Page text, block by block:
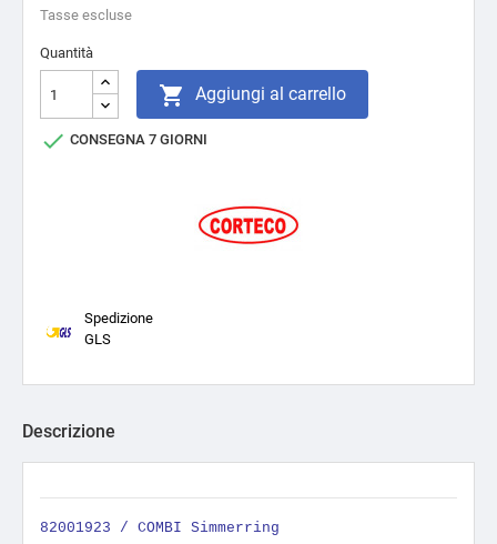
Tasse escluse
Quantità
 Aggiungi al carrello
 CONSEGNA 7 GIORNI
Spedizione
GLS
Descrizione
82001923 / COMBI Simmerring